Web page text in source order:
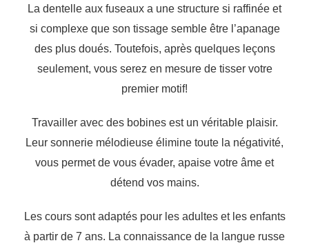
La dentelle aux fuseaux a une structure si raffinée et
si complexe que son tissage semble être l’apanage
des plus doués. Toutefois, après quelques leçons
seulement, vous serez en mesure de tisser votre
premier motif!
Travailler avec des bobines est un véritable plaisir.
Leur sonnerie mélodieuse élimine toute la négativité,
vous permet de vous évader, apaise votre âme et
détend vos mains.
Les cours sont adaptés pour les adultes et les enfants
à partir de 7 ans. La connaissance de la langue russe